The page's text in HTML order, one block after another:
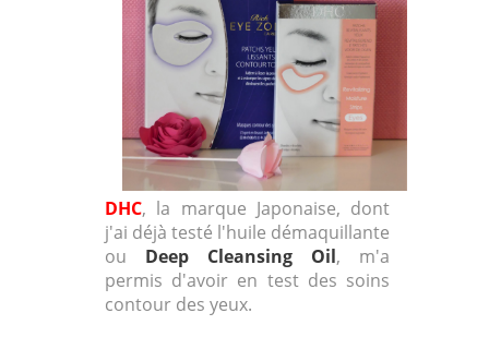
DHC, la marque Japonaise, dont
j'ai déjà testé l'huile démaquillante
ou Deep Cleansing Oil, m'a
permis d'avoir en test des soins
contour des yeux.